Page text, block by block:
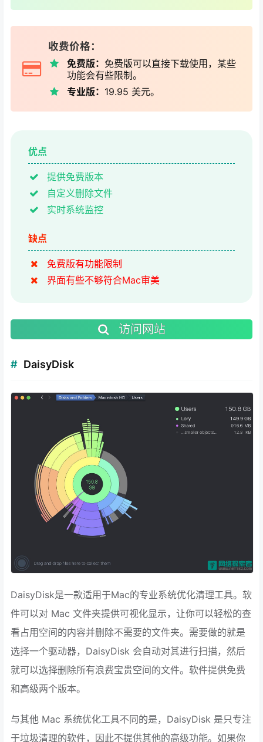
收费价格：
免费版： 免费版可以直接下载使用，某些
功能会有些限制。
专业版： 19.95 美元。
优点
提供免费版本
自定义删除文件
实时系统监控
缺点
免费版有功能限制
界面有些不够符合Mac审美
访问网站
DaisyDisk
DaisyDisk是一款适用于Mac的专业系统优化清理工具。软
件可以对 Mac 文件夹提供可视化显示，让你可以轻松的查
看占用空间的内容并删除不需要的文件夹。需要做的就是
选择一个驱动器，DaisyDisk 会自动对其进行扫描，然后
就可以选择删除所有浪费宝贵空间的文件。软件提供免费
和高级两个版本。
与其他 Mac 系统优化工具不同的是，DaisyDisk 是只专注
于垃圾清理的软件，因此不提供其他的高级功能。如果你